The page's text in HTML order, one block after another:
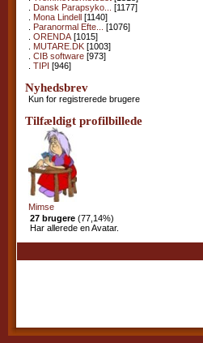
Dansk Parapsyko...
[1177]
Mona Lindell [1140]
Paranormal Efte...
[1076]
ORENDA [1015]
MUTARE.DK [1003]
CIB software [973]
TIPI [946]
Nyhedsbrev
Kun for registrerede brugere
Tilfældigt profilbillede
Mimse
27 brugere (77,14%)
Har allerede en Avatar.